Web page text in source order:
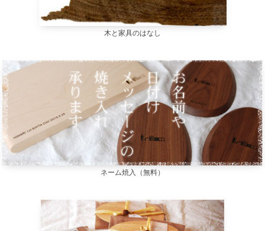
木と家具のはなし
ネーム焼入（無料）